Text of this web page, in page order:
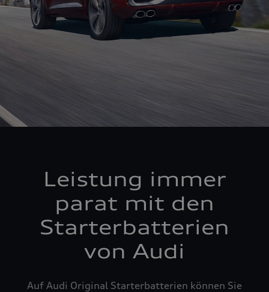
Leistung immer
parat mit den
Starterbatterien
von Audi
Auf Audi Original Starterbatterien können Sie